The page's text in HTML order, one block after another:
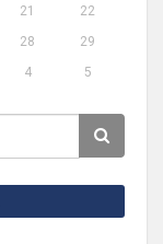
21
22
28
29
4 5